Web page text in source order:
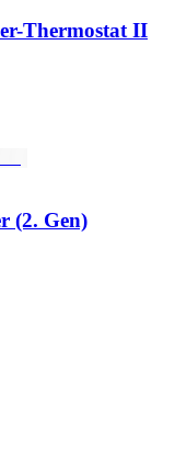
Thermostat II
(2. Gen)